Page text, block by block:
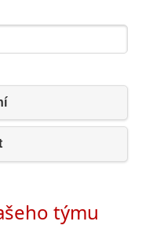
týmu